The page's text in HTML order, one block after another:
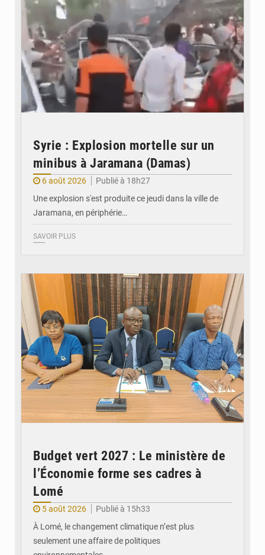
Syrie : Explosion mortelle sur un
minibus à Jaramana (Damas)
6 août 2026
Publié à 18h27
Une explosion s'est produite ce jeudi dans la ville de
Jaramana, en périphérie…
SAVOIR PLUS
Budget vert 2027 : Le ministère de
l’Économie forme ses cadres à
Lomé
5 août 2026
Publié à 15h33
À Lomé, le changement climatique n’est plus
seulement une affaire de politiques